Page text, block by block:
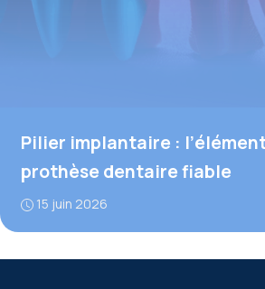
Pilier implantaire :
prothèse dentaire fiable
15 juin 2026